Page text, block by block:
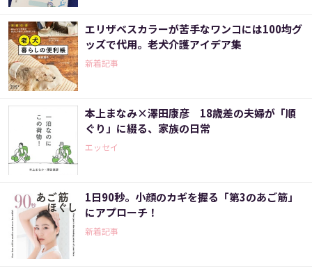
エリザベスカラーが苦手なワンコには100均グ
ッズで代用。老犬介護アイデア集
新着記事
本上まなみ×澤田康彦 18歳差の夫婦が「順
ぐり」に綴る、家族の日常
エッセイ
1日90秒。小顔のカギを握る「第3のあご筋」
にアプローチ！
新着記事